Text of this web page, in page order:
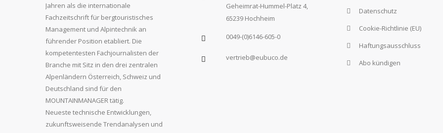
Jahren als die internationale
Fachzeitschrift für bergtouristisches
Management und Alpintechnik an
führender Position etabliert. Die
kompetentesten Fachjournalisten der
Branche mit Sitz in den drei zentralen
Alpenländern Österreich, Schweiz und
Deutschland sind für den
MOUNTAINMANAGER tätig.
Neueste technische Entwicklungen,
zukunftsweisende Trendanalysen und
Geheimrat-Hummel-Platz 4,
65239 Hochheim
0049-(0)6146-605-0
vertrieb@eubuco.de
Datenschutz
Cookie-Richtlinie (EU)
Haftungsausschluss
Abo kündigen